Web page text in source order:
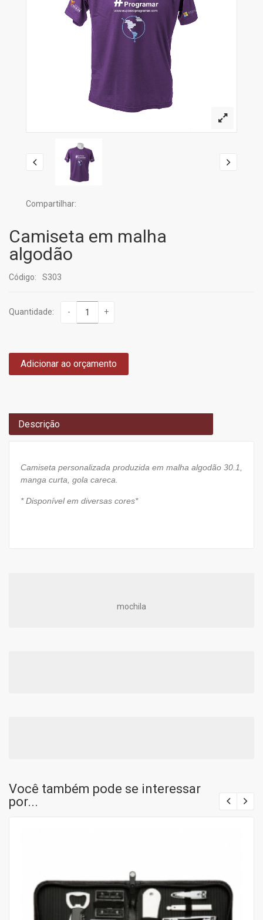
Compartilhar:
Camiseta em malha
algodão
Código: S303
Quantidade: - +
Adicionar ao orçamento
Descrição
Camiseta personalizada produzida em malha algodão 30.1,
manga curta, gola careca.
* Disponível em diversas cores*
mochila
Você também pode se interessar
por...